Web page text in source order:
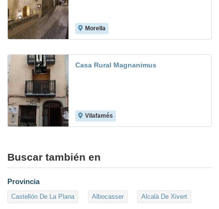
Morella
Casa Rural Magnanimus
Vilafamés
Buscar también en
Provincia
Castellón De La Plana Albocasser Alcalà De Xivert